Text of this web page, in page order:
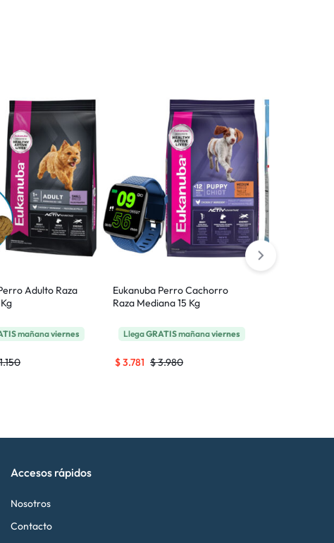
Adulto Raza
mañanaviernes
Eukanuba Perro Cachorro
Raza Mediana 15 Kg
LlegaGRATISmañanaviernes
$3.980
$3.781
Accesos rápidos
Nosotros
Contacto